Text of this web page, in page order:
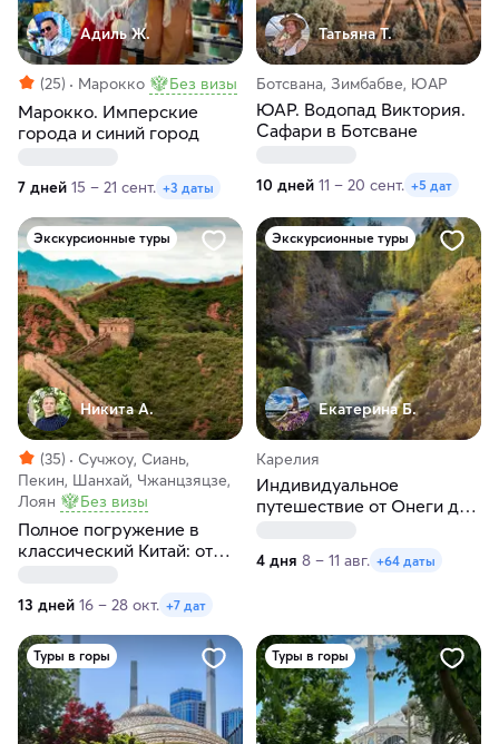
Адиль Ж.
(25) Марокко Без визы
Марокко. Имперские
города и синий город
7 дней 15 – 21 сент. +3 даты
Татьяна Т.
Ботсвана, Зимбабве, ЮАР
ЮАР. Водопад Виктория.
Сафари в Ботсване
10 дней 11 – 20 сент. +5 дат
Экскурсионные туры
Никита А.
(35)
Сучжоу, Сиань,
Пекин, Шанхай, Чжанцзяцзе,
Лоян
Без визы
Полное погружение в
классический Китай: от
13 дней 16 – 28 окт. +7 дат
Экскурсионные туры
Екатерина Б.
Карелия
Индивидуальное
путешествие от Онеги до
4 дня 8 – 11 авг. +64 даты
Туры в горы Туры в горы